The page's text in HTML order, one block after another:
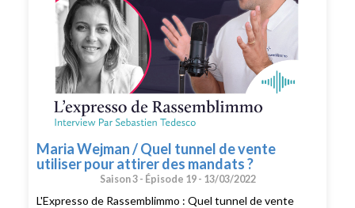
Maria Wejman / Quel tunnel de vente
utiliser pour attirer des mandats ?
Saison 3 - Épisode 19 - 13/03/2022
L'Expresso de Rassemblimmo : Quel tunnel de vente